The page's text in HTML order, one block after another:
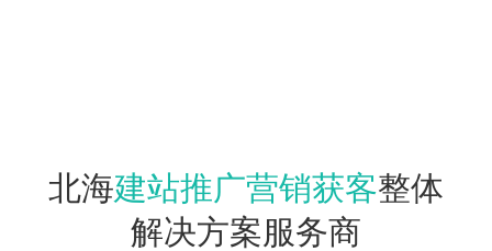
北海建站推广营销获客整体
解决方案服务商